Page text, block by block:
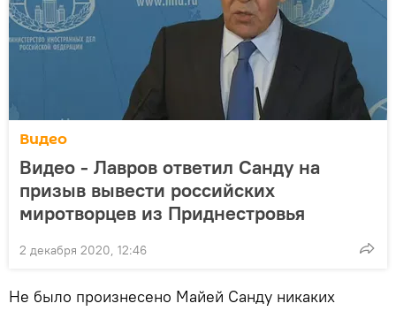
Видео
Видео - Лавров ответил Санду на
призыв вывести российских
миротворцев из Приднестровья
2 декабря 2020, 12:46
Не было произнесено Майей Санду никаких